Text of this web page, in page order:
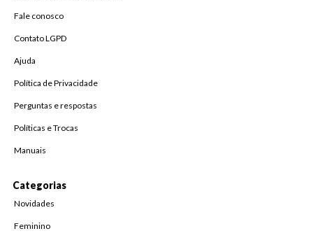
Fale conosco
Contato LGPD
Ajuda
Política de Privacidade
Perguntas e respostas
Políticas e Trocas
Manuais
Categorias
Novidades
Feminino